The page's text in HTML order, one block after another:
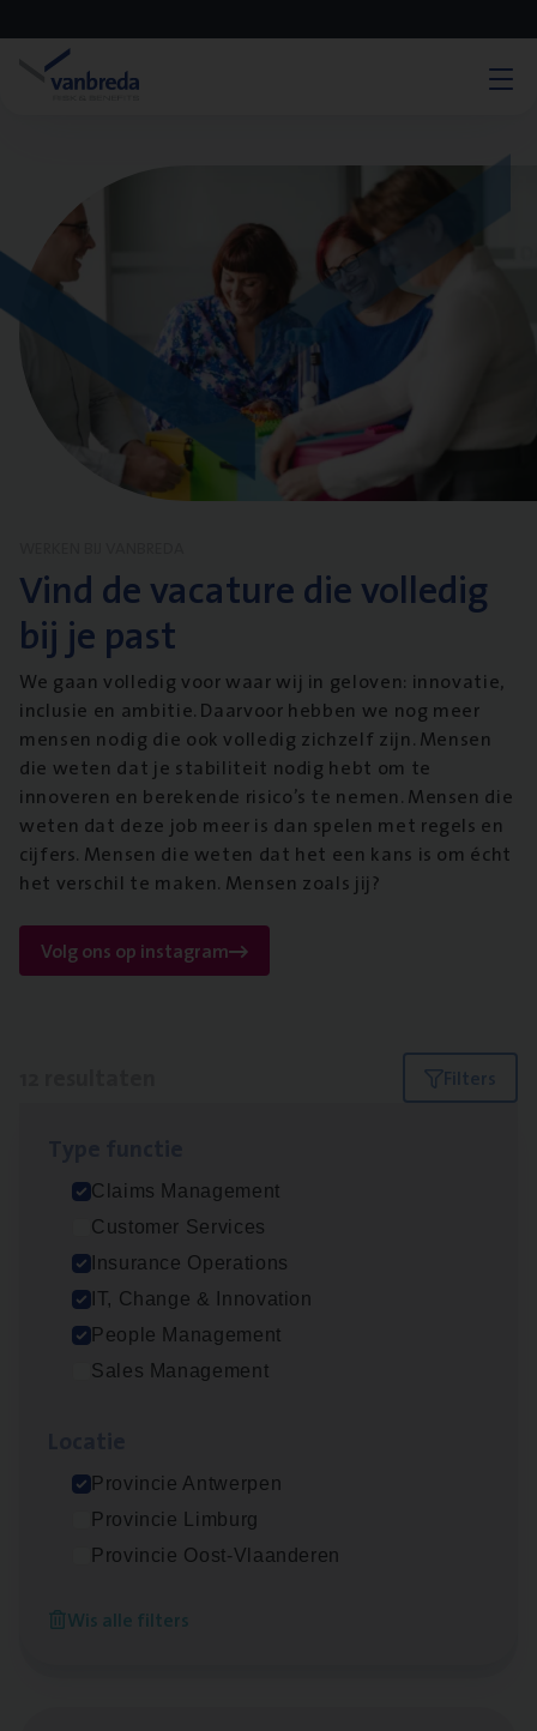
Vind de vacature die volledig
bij je past
We gaan volledig voor waar wij in geloven: innovatie,
inclusie en ambitie. Daarvoor hebben we nog meer
mensen nodig die ook volledig zichzelf zijn. Mensen
die weten dat je stabiliteit nodig hebt om te
innoveren en berekende risico’s te nemen. Mensen die
weten dat deze job meer is dan spelen met regels en
cijfers. Mensen die weten dat het een kans is om écht
het verschil te maken. Mensen zoals jij?
Volg ons op instagram
Filters
Claims Management
Customer Services
Insurance Operations
IT, Change & Innovation
People Management
Sales Management
Provincie Antwerpen
Provincie Limburg
Provincie Oost-Vlaanderen
Wis alle filters
Test Ana­lyst
IT, Change & Innovation
Antwerpen
Scha­de Expert Fleet
Busi­ness Analyst
Antwerpen